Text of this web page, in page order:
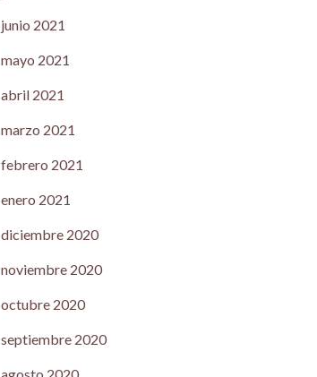
junio 2021
mayo 2021
abril 2021
marzo 2021
febrero 2021
enero 2021
diciembre 2020
noviembre 2020
octubre 2020
septiembre 2020